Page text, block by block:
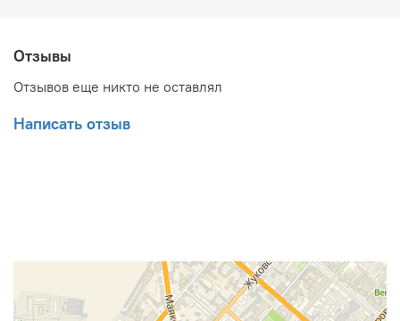
Отзывы
Отзывов еще никто не оставлял
Написать отзыв